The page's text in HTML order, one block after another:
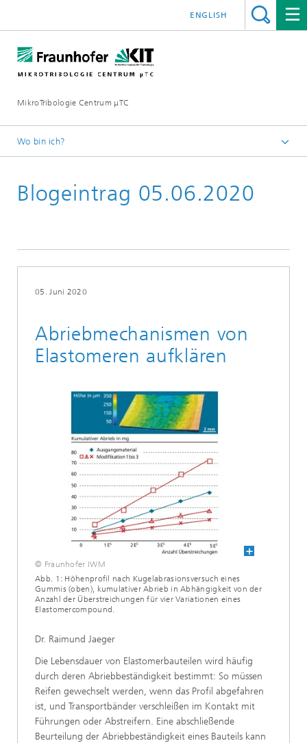
MikroTribologie Centrum μTC
ENGLISH
Wo bin ich?
Aktuelles
Blogeintrag 05.06.2020
05. Juni 2020
Abriebmechanismen von
Elastomeren aufklären
© Fraunhofer IWM
Abb. 1: Höhenprofil nach Kugelabrasionsversuch eines
Gummis (oben), kumulativer Abrieb in Abhängigkeit von der
Anzahl der Überstreichungen für vier Variationen eines
Elastomercompound.
Dr. Raimund Jaeger
Die Lebensdauer von Elastomerbauteilen wird häufig
durch deren Abriebbeständigkeit bestimmt: So müssen
Reifen gewechselt werden, wenn das Profil abgefahren
ist, und Transportbänder verschleißen im Kontakt mit
Führungen oder Abstreifern. Eine abschließende
Beurteilung der Abriebbeständigkeit eines Bauteils kann